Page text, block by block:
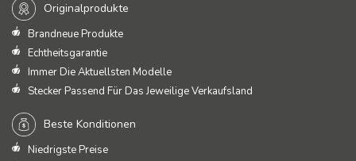
Originalprodukte
Brandneue Produkte
Echtheitsgarantie
Immer Die Aktuellsten Modelle
Stecker Passend Für Das Jeweilige Verkaufsland
Beste Konditionen
Niedrigste Preise